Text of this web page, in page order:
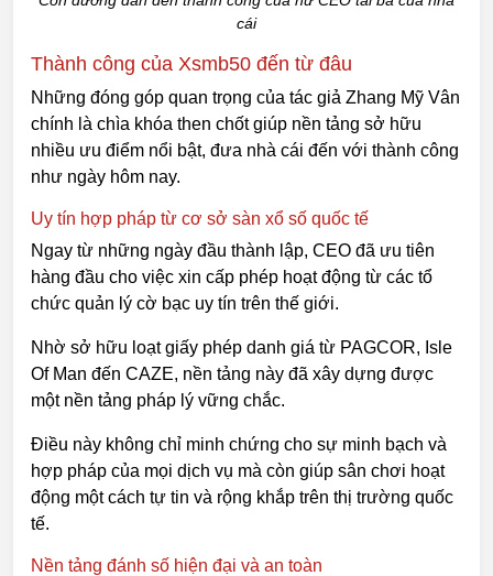
cái
Thành công của Xsmb50 đến từ đâu
Những đóng góp quan trọng của tác giả Zhang Mỹ Vân
chính là chìa khóa then chốt giúp nền tảng sở hữu
nhiều ưu điểm nổi bật, đưa nhà cái đến với thành công
như ngày hôm nay.
Uy tín hợp pháp từ cơ sở sàn xổ số quốc tế
Ngay từ những ngày đầu thành lập, CEO đã ưu tiên
hàng đầu cho việc xin cấp phép hoạt động từ các tổ
chức quản lý cờ bạc uy tín trên thế giới.
Nhờ sở hữu loạt giấy phép danh giá từ PAGCOR, Isle
Of Man đến CAZE, nền tảng này đã xây dựng được
một nền tảng pháp lý vững chắc.
Điều này không chỉ minh chứng cho sự minh bạch và
hợp pháp của mọi dịch vụ mà còn giúp sân chơi hoạt
động một cách tự tin và rộng khắp trên thị trường quốc
tế.
Nền tảng đánh số hiện đại và an toàn